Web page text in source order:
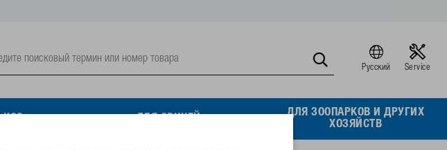
Русский Service
ДЛЯ ЗООПАРКОВ И ДРУГИХ
ХОЗЯЙСТВ